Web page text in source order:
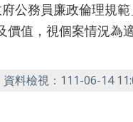
公務員廉政倫理規
值，視個案情況為適
資料檢視：111-06-14